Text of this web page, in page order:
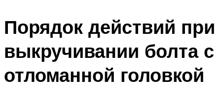
Порядок действий при
выкручивании болта с
отломанной головкой